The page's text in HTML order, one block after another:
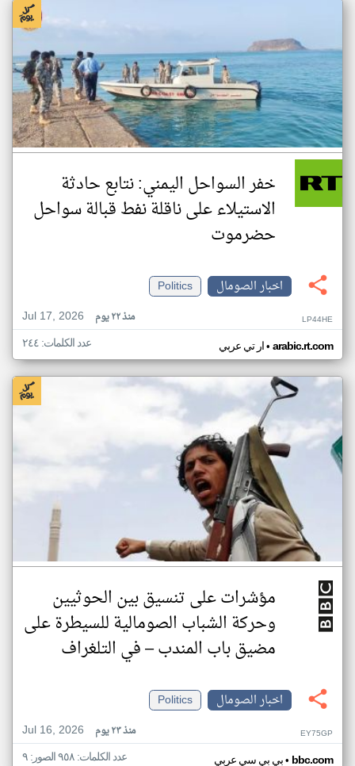
خفر السواحل اليمني: نتابع حادثة
الاستيلاء على ناقلة نفط قبالة سواحل
حضرموت
اخبار الصومال
Politics
Jul 17, 2026
منذ ٢٢ يوم LP44HE
ار تي عربي• arabic.rt.com عدد الكلمات: ٢٤٤
مؤشرات على تنسيق بين الحوثيين
وحركة الشباب الصومالية للسيطرة على
مضيق باب المندب – في التلغراف
اخبار الصومال
Politics
Jul 16, 2026
منذ ٢٣ يوم EY75GP
بي بي سي عربي• bbc.com عدد الكلمات: ٩٥٨ الصور: ٩